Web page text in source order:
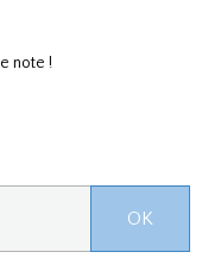
note !
OK